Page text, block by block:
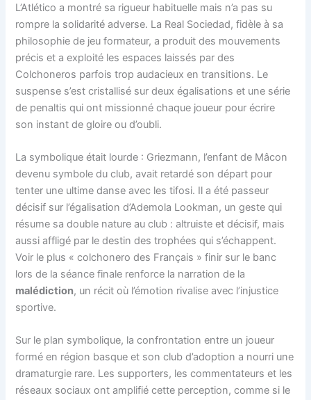
L’Atlético a montré sa rigueur habituelle mais n’a pas su
rompre la solidarité adverse. La Real Sociedad, fidèle à sa
philosophie de jeu formateur, a produit des mouvements
précis et a exploité les espaces laissés par des
Colchoneros parfois trop audacieux en transitions. Le
suspense s’est cristallisé sur deux égalisations et une série
de penaltis qui ont missionné chaque joueur pour écrire
son instant de gloire ou d’oubli.
La symbolique était lourde : Griezmann, l’enfant de Mâcon
devenu symbole du club, avait retardé son départ pour
tenter une ultime danse avec les tifosi. Il a été passeur
décisif sur l’égalisation d’Ademola Lookman, un geste qui
résume sa double nature au club : altruiste et décisif, mais
aussi affligé par le destin des trophées qui s’échappent.
Voir le plus « colchonero des Français » finir sur le banc
lors de la séance finale renforce la narration de la
malédiction, un récit où l’émotion rivalise avec l’injustice
sportive.
Sur le plan symbolique, la confrontation entre un joueur
formé en région basque et son club d’adoption a nourri une
dramaturgie rare. Les supporters, les commentateurs et les
réseaux sociaux ont amplifié cette perception, comme si le